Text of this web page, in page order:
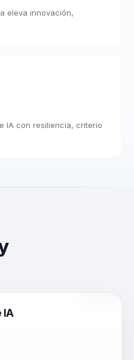
eleva innovación,
IA con resiliencia, criterio
IA